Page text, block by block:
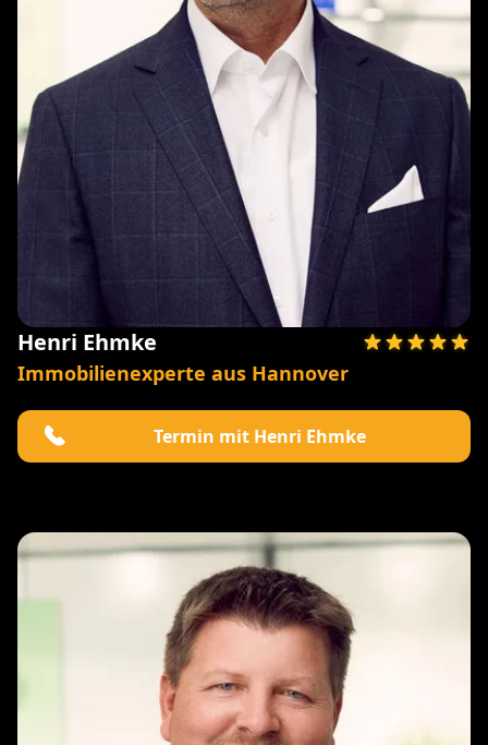
Henri Ehmke
Immobilienexperte aus Hannover
Termin mit Henri Ehmke